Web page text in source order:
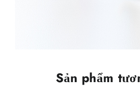
Sản phẩm